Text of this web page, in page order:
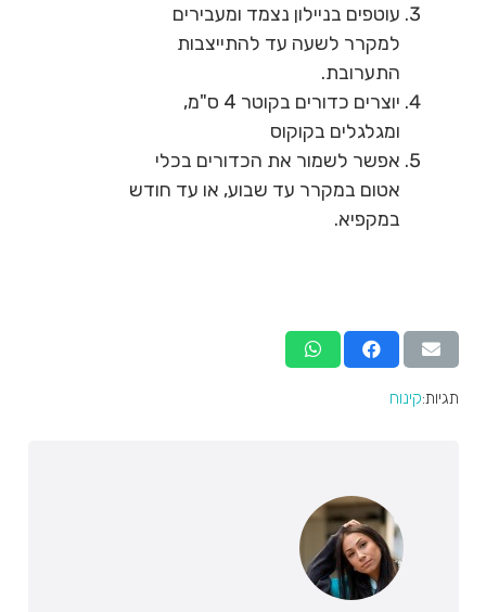
עוטפים בניילון נצמד ומעבירים
למקרר לשעה עד להתייצבות
התערובת.
יוצרים כדורים בקוטר 4 ס"מ,
ומגלגלים בקוקוס
אפשר לשמור את הכדורים בכלי
אטום במקרר עד שבוע, או עד חודש
במקפיא.
תגיות:קינוח